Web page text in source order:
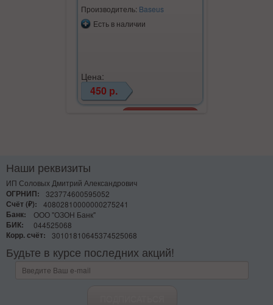
Производитель: Baseus
Есть в наличии
Цена:
450 р.
Наши реквизиты
ИП Соловых Дмитрий Александрович
ОГРНИП:
323774600595052
Счёт (₽):
40802810000000275241
Банк:
ООО "ОЗОН Банк"
БИК:
044525068
Корр. счёт:
30101810645374525068
Будьте в курсе последних акций!